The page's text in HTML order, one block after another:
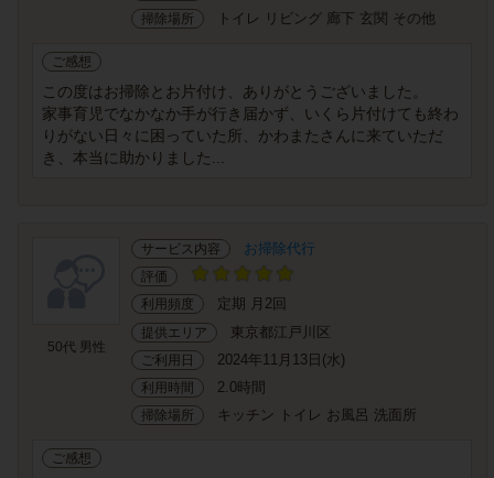
掃除場所 トイレ リビング 廊下 玄関 その他
ご感想
この度はお掃除とお片付け、ありがとうございました。
家事育児でなかなか手が行き届かず、いくら片付けても終わ
りがない日々に困っていた所、かわまたさんに来ていただ
き、本当に助かりました...
50代 男性
サービス内容 お掃除代行
評価
利用頻度
定期 月2回
提供エリア 東京都江戸川区
ご利用日 2024年11月13日(水)
利用時間 2.0時間
掃除場所 キッチン トイレ お風呂 洗面所
ご感想